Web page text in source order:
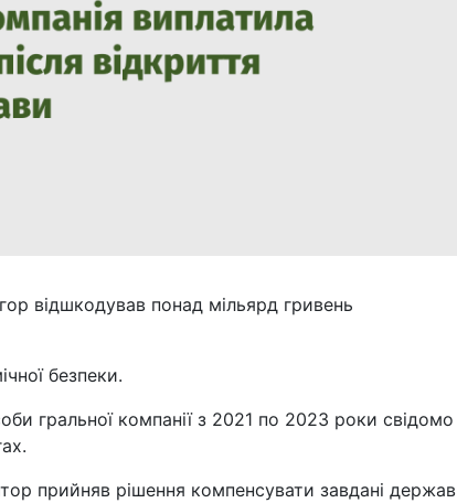
відшкодував понад мільярд гривень
безпеки.
гральної компанії з 2021 по 2023 роки свідомо
прийняв рішення компенсувати завдані